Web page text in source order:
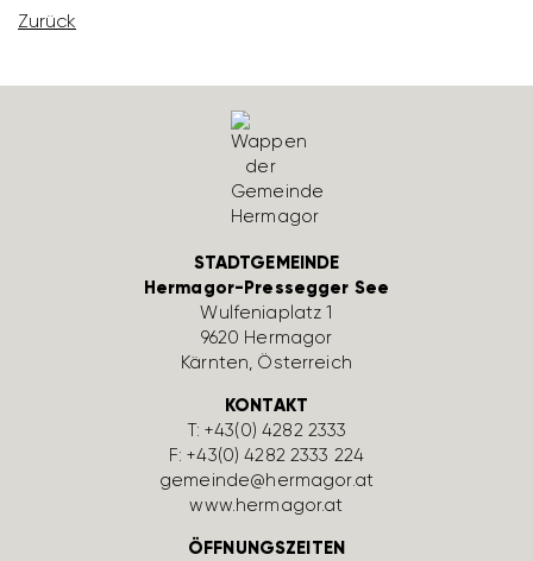
Zurück
STADTGEMEINDE
Hermagor-Pressegger See
Wulfe­nia­platz 1
9620 Hermagor
Kärnten, Öster­reich
KONTAKT
T:+43(0) 4282 2333
F: +43(0) 4282 2333 224
gemeinde@hermagor.at
www.hermagor.at
ÖFFNUNGSZEITEN